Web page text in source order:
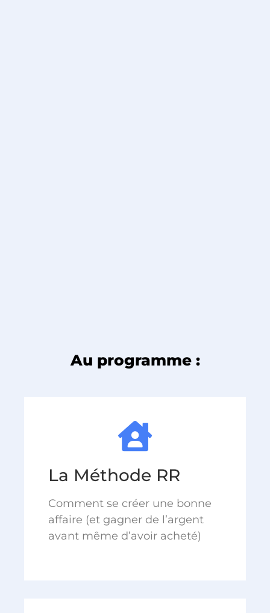
Au programme :
La Méthode RR
Comment se créer une bonne
affaire (et gagner de l’argent
avant même d’avoir acheté)